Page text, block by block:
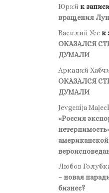
Юрий к
вращения
Василий Усс к
ОКАЗАЛСЯ
ДУМАЛИ
Аркадий
ОКАЗАЛСЯ
ДУМАЛИ
Jevgenija
«Россия
Любов
– новая
бизнес?